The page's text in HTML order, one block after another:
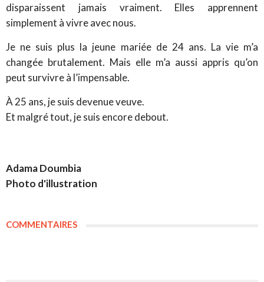
disparaissent jamais vraiment. Elles apprennent
simplement à vivre avec nous.
Je ne suis plus la jeune mariée de 24 ans. La vie m’a
changée brutalement. Mais elle m’a aussi appris qu’on
peut survivre à l’impensable.
À 25 ans, je suis devenue veuve.
Et malgré tout, je suis encore debout.
Adama Doumbia
Photo d'illustration
COMMENTAIRES